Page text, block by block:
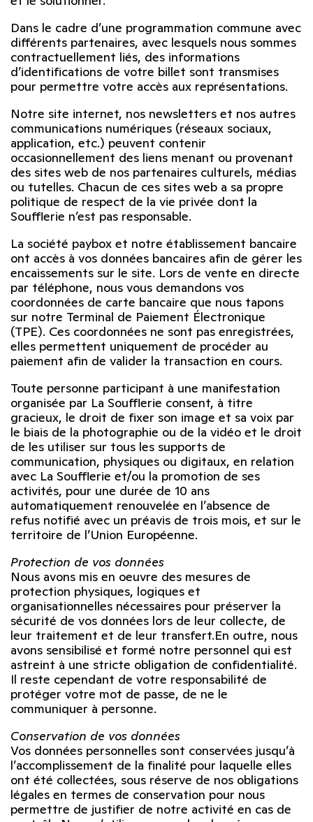
Dans le cadre d’une programmation commune avec
différents partenaires, avec lesquels nous sommes
contractuellement liés, des informations
d’identifications de votre billet sont transmises
pour permettre votre accès aux représentations.
Notre site internet, nos newsletters et nos autres
communications numériques (réseaux sociaux,
application, etc.) peuvent contenir
occasionnellement des liens menant ou provenant
des sites web de nos partenaires culturels, médias
ou tutelles. Chacun de ces sites web a sa propre
politique de respect de la vie privée dont la
Soufflerie n’est pas responsable.
La société paybox et notre établissement bancaire
ont accès à vos données bancaires afin de gérer les
encaissements sur le site. Lors de vente en directe
par téléphone, nous vous demandons vos
coordonnées de carte bancaire que nous tapons
sur notre Terminal de Paiement Électronique
(TPE). Ces coordonnées ne sont pas enregistrées,
elles permettent uniquement de procéder au
paiement afin de valider la transaction en cours.
Toute personne participant à une manifestation
organisée par La Soufflerie consent, à titre
gracieux, le droit de fixer son image et sa voix par
le biais de la photographie ou de la vidéo et le droit
de les utiliser sur tous les supports de
communication, physiques ou digitaux, en relation
avec La Soufflerie et/ou la promotion de ses
activités, pour une durée de 10 ans
automatiquement renouvelée en l’absence de
refus notifié avec un préavis de trois mois, et sur le
territoire de l’Union Européenne.
Protection de vos données
Nous avons mis en oeuvre des mesures de
protection physiques, logiques et
organisationnelles nécessaires pour préserver la
sécurité de vos données lors de leur collecte, de
leur traitement et de leur transfert.En outre, nous
avons sensibilisé et formé notre personnel qui est
astreint à une stricte obligation de confidentialité.
Il reste cependant de votre responsabilité de
protéger votre mot de passe, de ne le
communiquer à personne.
Conservation de vos données
Vos données personnelles sont conservées jusqu’à
l’accomplissement de la finalité pour laquelle elles
ont été collectées, sous réserve de nos obligations
légales en termes de conservation pour nous
permettre de justifier de notre activité en cas de